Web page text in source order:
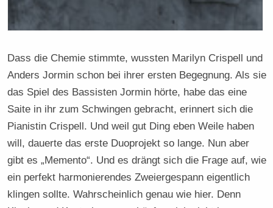
Dass die Chemie stimmte, wussten Marilyn Crispell und
Anders Jormin schon bei ihrer ersten Begegnung. Als sie
das Spiel des Bassisten Jormin hörte, habe das eine
Saite in ihr zum Schwingen gebracht, erinnert sich die
Pianistin Crispell. Und weil gut Ding eben Weile haben
will, dauerte das erste Duoprojekt so lange. Nun aber
gibt es „Memento“. Und es drängt sich die Frage auf, wie
ein perfekt harmonierendes Zweiergespann eigentlich
klingen sollte. Wahrscheinlich genau wie hier. Denn